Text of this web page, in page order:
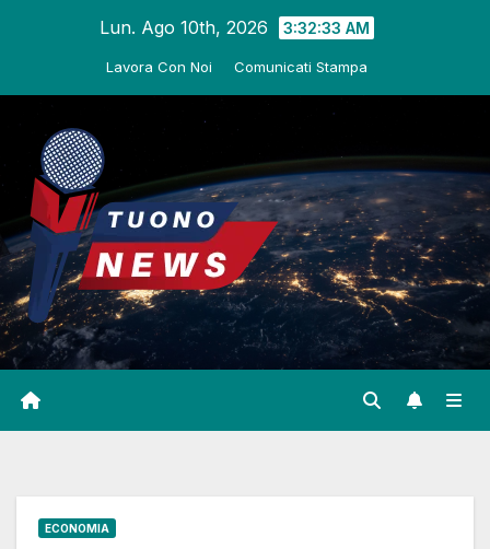
Lun. Ago 10th, 2026 3:32:34 AM
Lavora Con Noi Comunicati Stampa
ECONOMIA